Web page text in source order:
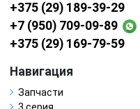
+375 (29) 189-39-29
+7 (950) 709-09-89
+375 (29) 169-79-59
Навигация
Запчасти